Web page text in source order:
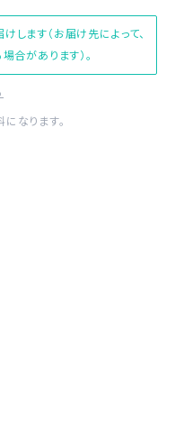
ます（お届け先によって、
合があります）。
なります。